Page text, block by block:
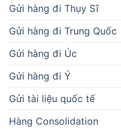
Gửi hàng đi Thụy Sĩ
Gửi hàng đi Trung Quốc
Gửi hàng đi Úc
Gửi hàng đi Ý
Gửi tài liệu quốc tế
Hàng Consolidation